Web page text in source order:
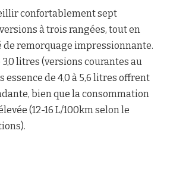
confortablement sept
à trois rangées, tout en
de remorquage impressionnante.
litres (versions courantes au
essence de 4,0 à 5,6 litres offrent
bien que la consommation
(12-16 L/100km selon le